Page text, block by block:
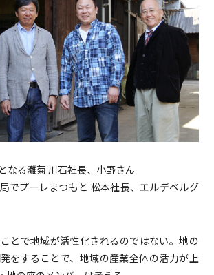
なる灘菊 川石社長、小野さん
でプーレまつもと 松本社長、エルデベルグ
ことで地域が活性化されるのではない。地の
をすることで、地域の産業全体の活力が上